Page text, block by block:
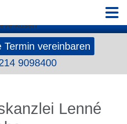
Termin vereinbaren
9098400
Lenné